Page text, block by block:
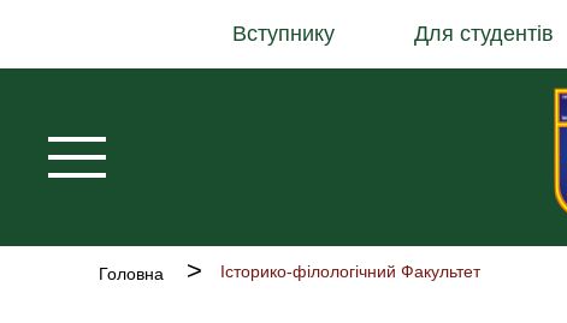
основного
Вступнику Для студентів
Рядок
Головна Історико-філологічний Факультет